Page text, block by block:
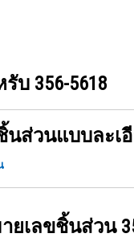
รับ 356-5618
ส่วนแบบละเ
ยเลขชิ้นส่วน